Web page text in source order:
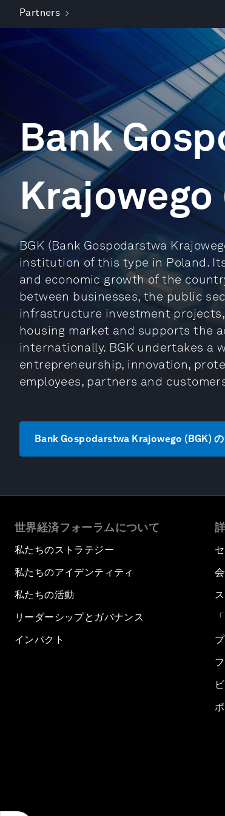
Partners
Bank
Krajowego
BGK (Bank Gospodarstwa
institution of this type in Poland.
and economic growth of the
between businesses, the public
infrastructure investment
housing market and supports the
internationally. BGK undertakes a
entrepreneurship, innovation,
employees, partners and
Bank Gospodarstwa Krajowego (BGK)
世界経済フォーラムについて
私たちのストラテジー
私たちのアイデンティティ
私たちの活動
リーダーシップとガバナンス
インパクト